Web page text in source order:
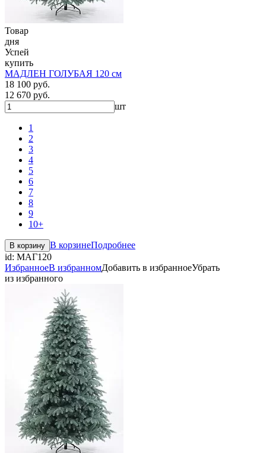
Товар
дня
Успей
купить
МАДЛЕН ГОЛУБАЯ 120 см
18 100 руб.
12 670 руб.
шт
1
2
3
4
5
6
7
8
9
10+
В корзину В корзинеПодробнее
id: МАГ120
ИзбранноеВ избранномДобавить в избранноеУбрать
из избранного